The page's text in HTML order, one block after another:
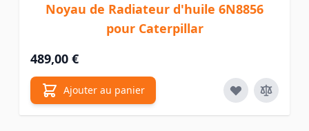
Noyau de Radiateur d'huile 6N8856
pour Caterpillar
489,00 €
Ajouter au panier